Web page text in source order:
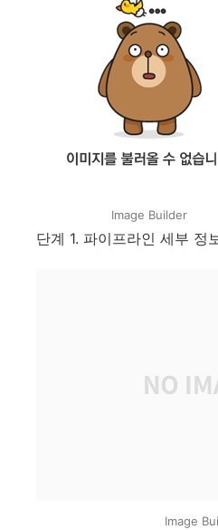
Image Builder
단계 1. 파이프라인 세부 정
Image